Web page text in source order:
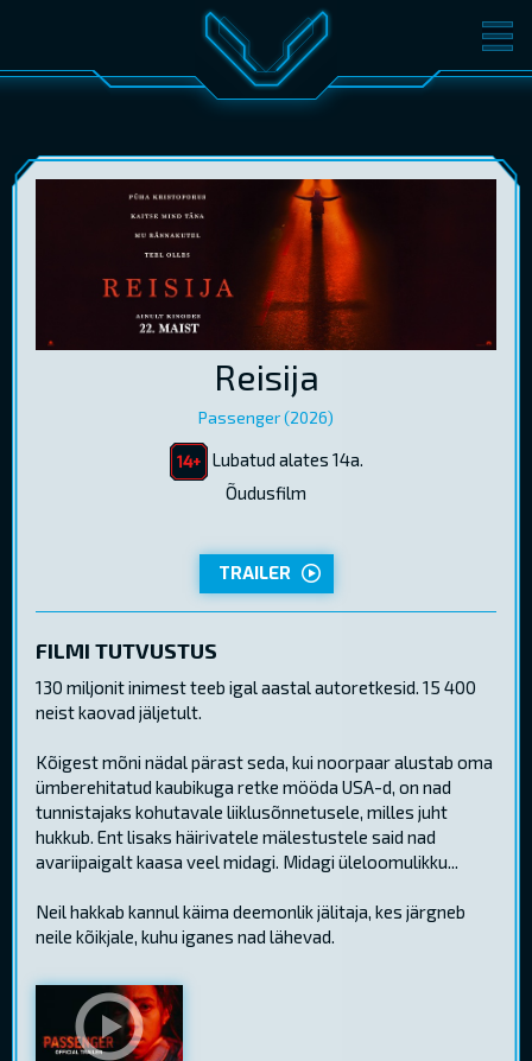
FILMID PILETID
KONVERENTS V-KLUBI
KINKEKAARDID
Reisija
Passenger (2026)
Lubatud alates 14a.
Õudusfilm
TRAILER
FILMI TUTVUSTUS
130 miljonit inimest teeb igal aastal autoretkesid. 15 400
neist kaovad jäljetult.
Kõigest mõni nädal pärast seda, kui noorpaar alustab oma
ümberehitatud kaubikuga retke mööda USA-d, on nad
tunnistajaks kohutavale liiklusõnnetusele, milles juht
hukkub. Ent lisaks häirivatele mälestustele said nad
avariipaigalt kaasa veel midagi. Midagi üleloomulikku...
Neil hakkab kannul käima deemonlik jälitaja, kes järgneb
neile kõikjale, kuhu iganes nad lähevad.